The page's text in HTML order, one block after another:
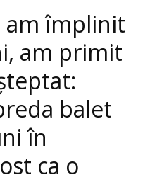
am împlinit
am primit
balet
în
ca o